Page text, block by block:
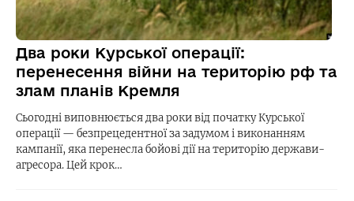
Два роки Курської операції:
перенесення війни на територію рф та
злам планів Кремля
Сьогодні виповнюється два роки від початку Курської
операції — безпрецедентної за задумом і виконанням
кампанії, яка перенесла бойові дії на територію держави-
агресора. Цей крок…